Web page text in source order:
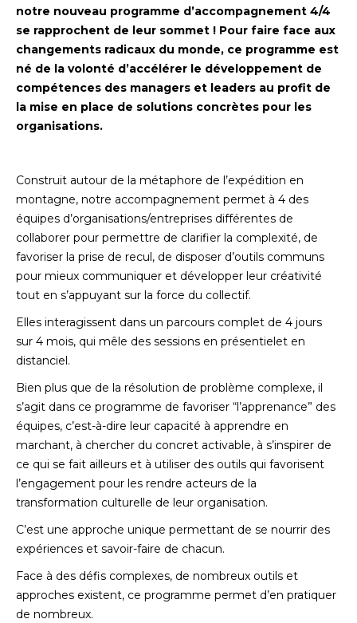
notre nouveau programme d’accompagnement 4/4
se rapprochent de leur sommet ! Pour faire face aux
changements radicaux du monde, ce programme est
né de la volonté d’accélérer le développement de
compétences des managers et leaders au profit de
la mise en place de solutions concrètes pour les
organisations.
Construit autour de la métaphore de l’expédition en
montagne, notre accompagnement permet à 4 des
équipes d’organisations/entreprises différentes de
collaborer pour permettre de clarifier la complexité, de
favoriser la prise de recul, de disposer d’outils communs
pour mieux communiquer et développer leur créativité
tout en s’appuyant sur la force du collectif.
Elles interagissent dans un parcours complet de 4 jours
sur 4 mois, qui mêle des sessions en présentielet en
distanciel.
Bien plus que de la résolution de problème complexe, il
s’agit dans ce programme de favoriser “l’apprenance” des
équipes, c’est-à-dire leur capacité à apprendre en
marchant, à chercher du concret activable, à s’inspirer de
ce qui se fait ailleurs et à utiliser des outils qui favorisent
l’engagement pour les rendre acteurs de la
transformation culturelle de leur organisation.
C’est une approche unique permettant de se nourrir des
expériences et savoir-faire de chacun.
Face à des défis complexes, de nombreux outils et
approches existent, ce programme permet d’en pratiquer
de nombreux.